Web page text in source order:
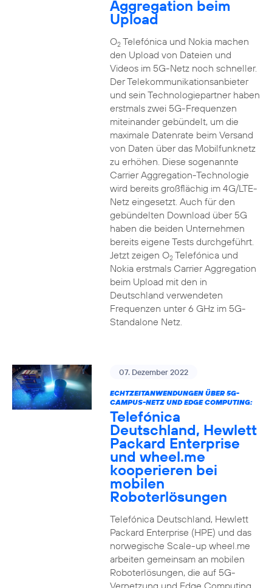
Aggregation beim
Upload
O2Telefónica und Nokia machen
den Upload von Dateien und
Videos im 5G-Netz noch schneller.
Der Telekommunikationsanbieter
und sein Technologiepartner haben
erstmals zwei 5G-Frequenzen
miteinander gebündelt, um die
maximale Datenrate beim Versand
von Daten über das Mobilfunknetz
zu erhöhen. Diese sogenannte
Carrier Aggregation-Technologie
wird bereits großflächig im 4G/LTE-
Netz eingesetzt. Auch für den
gebündelten Download über 5G
haben die beiden Unternehmen
bereits eigene Tests durchgeführt.
Jetzt zeigen O2Telefónica und
Nokia erstmals Carrier Aggregation
beim Upload mit den in
Deutschland verwendeten
Frequenzen unter 6 GHz im 5G-
Standalone Netz.
07. Dezember 2022
ECHTZEITANWENDUNGEN ÜBER 5G-
CAMPUS-NETZ UND EDGE COMPUTING:
Telefónica
Deutschland, Hewlett
Packard Enterprise
und wheel.me
kooperieren bei
mobilen
Roboterlösungen
Telefónica Deutschland, Hewlett
Packard Enterprise (HPE) und das
norwegische Scale-up wheel.me
arbeiten gemeinsam an mobilen
Roboterlösungen, die auf 5G-
Vernetzung und Edge Computing